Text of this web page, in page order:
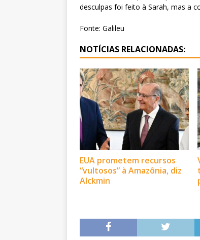
desculpas foi feito à Sarah, mas a
Fonte: Galileu
NOTÍCIAS RELACIONADAS:
EUA prometem recursos
“vultosos” à Amazônia, diz
Alckmin